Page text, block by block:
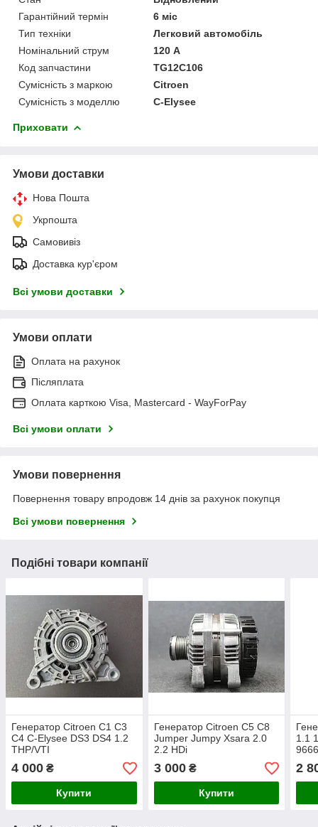
Гарантійний термін
6 міс
Тип техніки
Легковий автомобіль
Номінальний струм
120 А
Код запчастини
TG12C106
Сумісність з маркою
Citroen
Сумісність з моделлю
C-Elysee
Приховати
Умови доставки
Нова Пошта
Укрпошта
Самовивіз
Доставка кур'єром
Всі умови доставки
Умови оплати
Оплата на рахунок
Післяплата
Оплата карткою Visa, Mastercard - WayForPay
Всі умови оплати
Умови повернення
Повернення товару впродовж 14 днів за рахунок покупця
Всі умови повернення
Подібні товари компанії
Генератор Citroen C1 C3
C4 C-Elysee DS3 DS4 1.2
THP/VTI
4 000 ₴
Купити
Генератор Citroen C5 C8
Jumper Jumpy Xsara 2.0
2.2 HDi
3 000₴
Купити
1.1
2